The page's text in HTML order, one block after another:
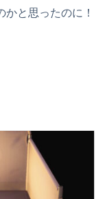
と思ったのに！